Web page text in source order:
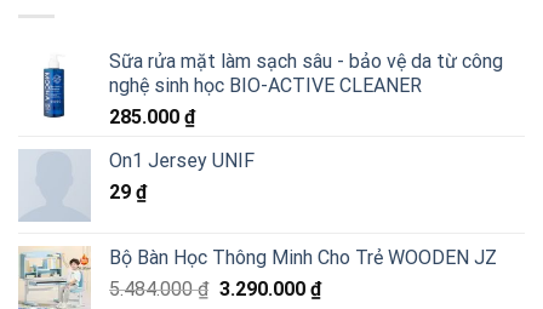
Sữa rửa mặt làm sạch sâu - bảo vệ da từ công
nghệ sinh học BIO-ACTIVE CLEANER
285.000 ₫
On1 Jersey UNIF
29 ₫
Bộ Bàn Học Thông Minh Cho Trẻ WOODEN JZ
5.484.000₫ Giá
3.290.000 ₫Giá